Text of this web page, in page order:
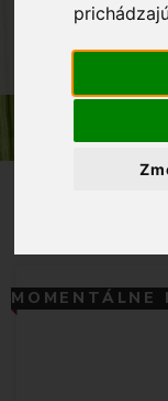
MOMENTÁLNE